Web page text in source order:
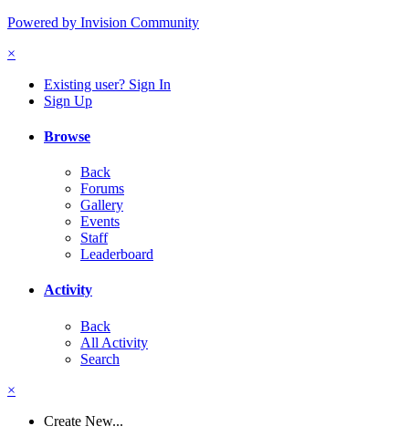
Powered by Invision Community
×
Existing user? Sign In
Sign Up
Browse
Back
Forums
Gallery
Events
Staff
Leaderboard
Activity
Back
All Activity
Search
×
Create New...